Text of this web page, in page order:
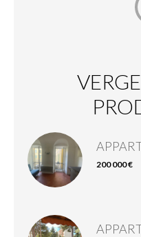
200 000 €